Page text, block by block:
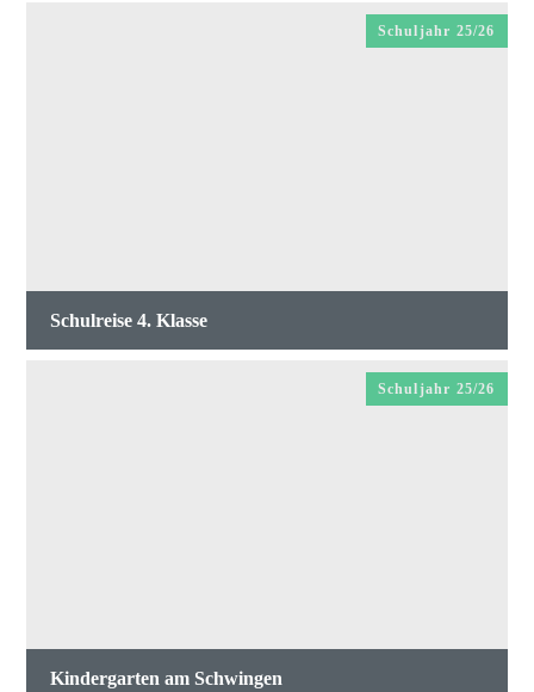
Schulreise 4. Klasse
Schuljahr 25/26
Kindergarten am Schwingen
Schuljahr 25/26